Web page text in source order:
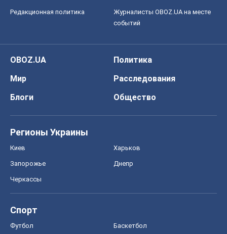
Редакционная политика
Журналисты OBOZ.UA на месте
событий
OBOZ.UA
Политика
Мир
Расследования
Блоги
Общество
Регионы Украины
Киев Харьков
Запорожье Днепр
Черкассы
Спорт
Футбол Баскетбол